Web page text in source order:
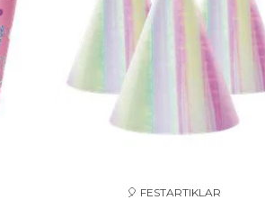
🎈 FESTARTIKLAR